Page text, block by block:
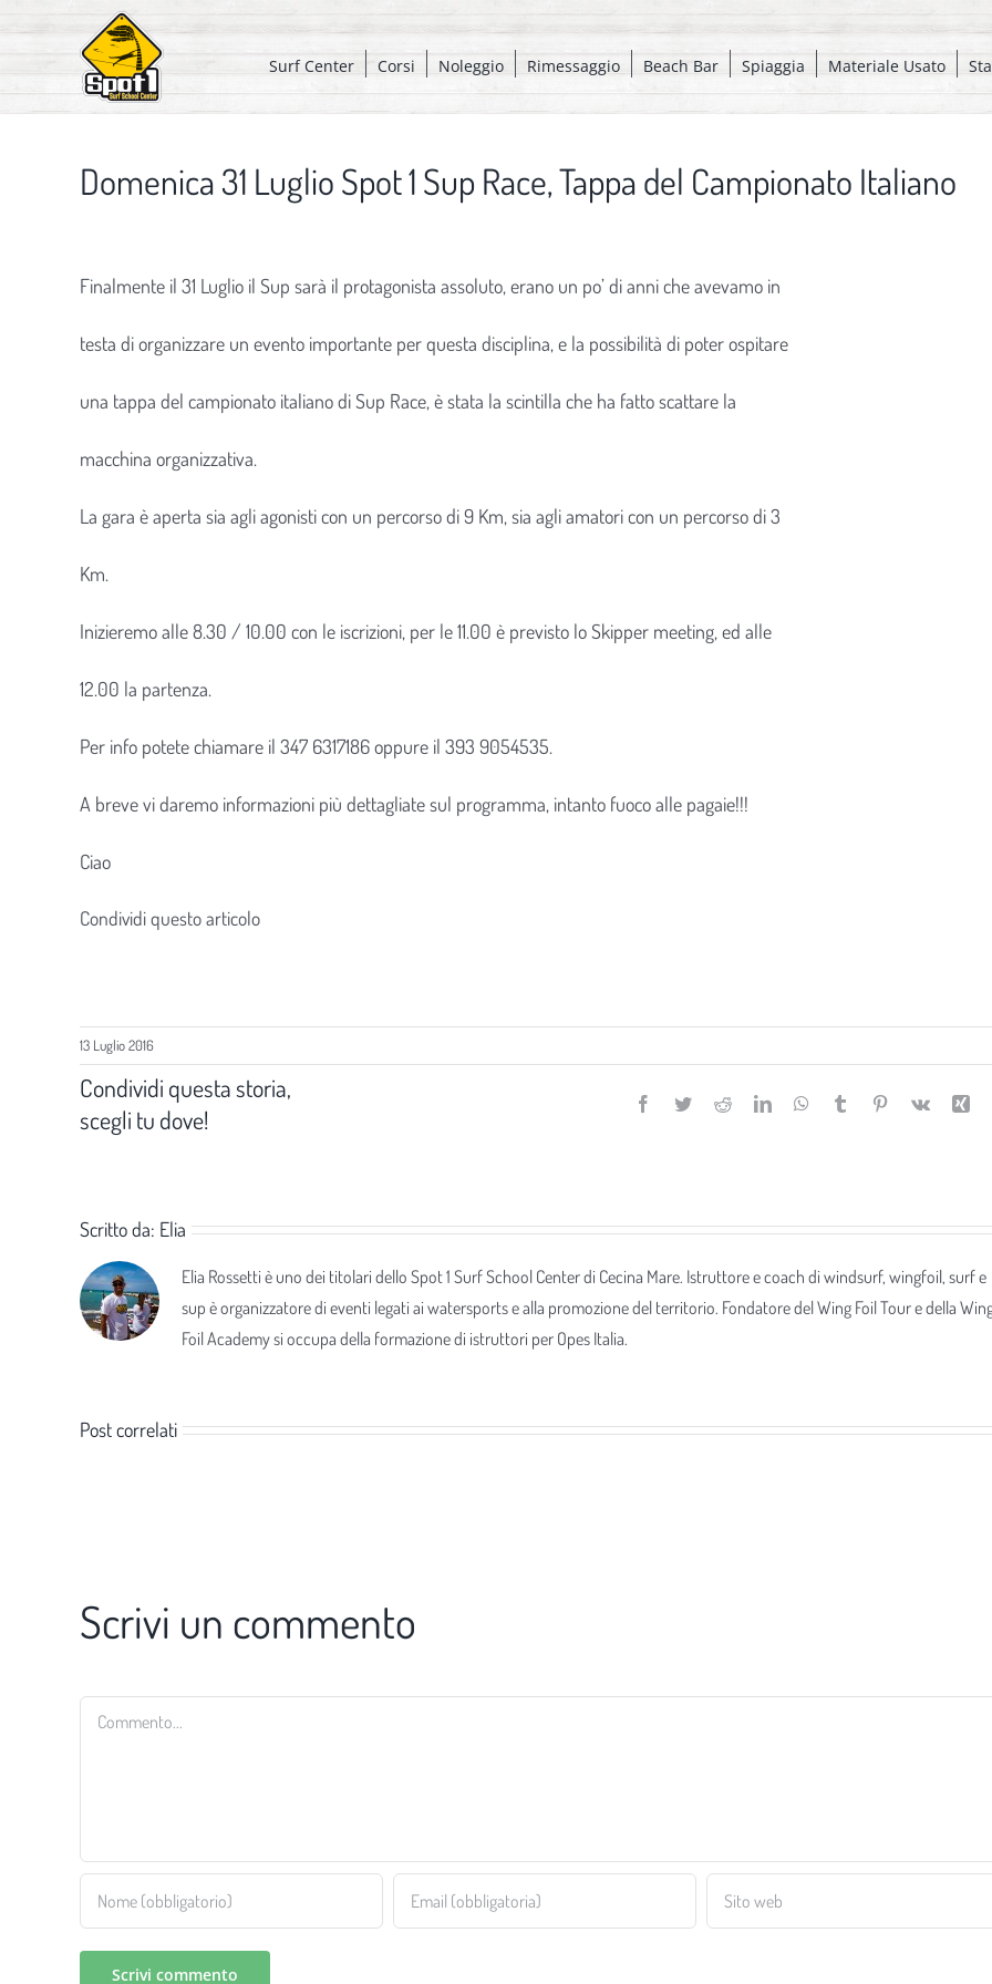
contenuto
Surf Center Corsi Noleggio Rimessaggio Beach Bar Spiaggia Materiale Usato
Domenica 31 Luglio Spot 1 Sup Race, Tappa del Campionato Italiano
immagine
Finalmente il 31 Luglio il Sup sarà il protagonista assoluto, erano un po’ di anni che avevamo in
testa di organizzare un evento importante per questa disciplina, e la possibilità di poter ospitare
una tappa del campionato italiano di Sup Race, è stata la scintilla che ha fatto scattare la
macchina organizzativa.
La gara è aperta sia agli agonisti con un percorso di 9 Km, sia agli amatori con un percorso di 3
Km.
Inizieremo alle 8.30 / 10.00 con le iscrizioni, per le 11.00 è previsto lo Skipper meeting, ed alle
12.00 la partenza.
Per info potete chiamare il 347 6317186 oppure il 393 9054535.
A breve vi daremo informazioni più dettagliate sul programma, intanto fuoco alle pagaie!!!
Ciao
Condividi questo articolo
13 Luglio 2016
Condividi questa storia,
scegli tu dove!
Facebook
TwitterRedditLinkedInWhatsApp
Tumblr Pinterest
Vk
Scritto da: Elia
Elia Rossetti è uno dei titolari dello Spot 1 Surf School Center di Cecina Mare. Istruttore e coach di windsurf, wingfoil, surf e
sup è organizzatore di eventi legati ai watersports e alla promozione del territorio. Fondatore del Wing Foil Tour e della
Foil Academy si occupa della formazione di istruttori per Opes Italia.
Post correlati
Scrivi un commento
Commento